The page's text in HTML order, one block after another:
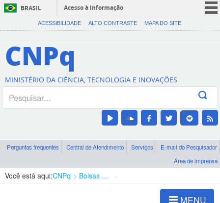
BRASIL
Acesso à informação
CORONAVÍRUS (COVID-19)
Canais
ACESSIBILIDADE ALTO CONTRASTE MAPA DO SITE
CNPq
MINISTÉRIO DA CIÊNCIA, TECNOLOGIA E INOVAÇÕES
Perguntas frequentes Central de Atendimento Serviços
E-mail do Pesquisador
Área de imprensa
Você está aqui:CNPq Bolsas e Auxílios Vigentes
MENU